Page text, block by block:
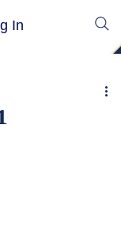
In